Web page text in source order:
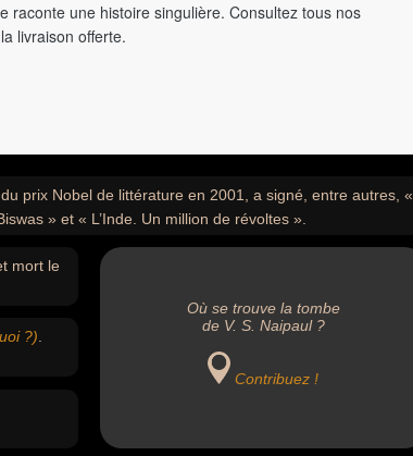
raconte une histoire singulière. Consultez tous nos
livraison offerte.
prix Nobel de littérature en 2001, a signé, entre autres, «
» et « L’Inde. Un million de révoltes ».
mort le
?)
Où se trouve la tombe
de V. S. Naipaul ?
Contribuez !